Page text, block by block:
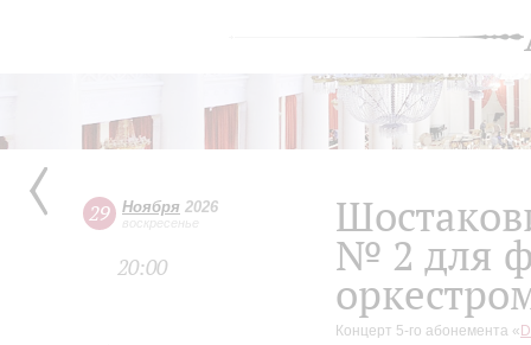
29 Ноября 2026
воскресенье
20:00 № 2 для
Концерт 5-го абонемента «